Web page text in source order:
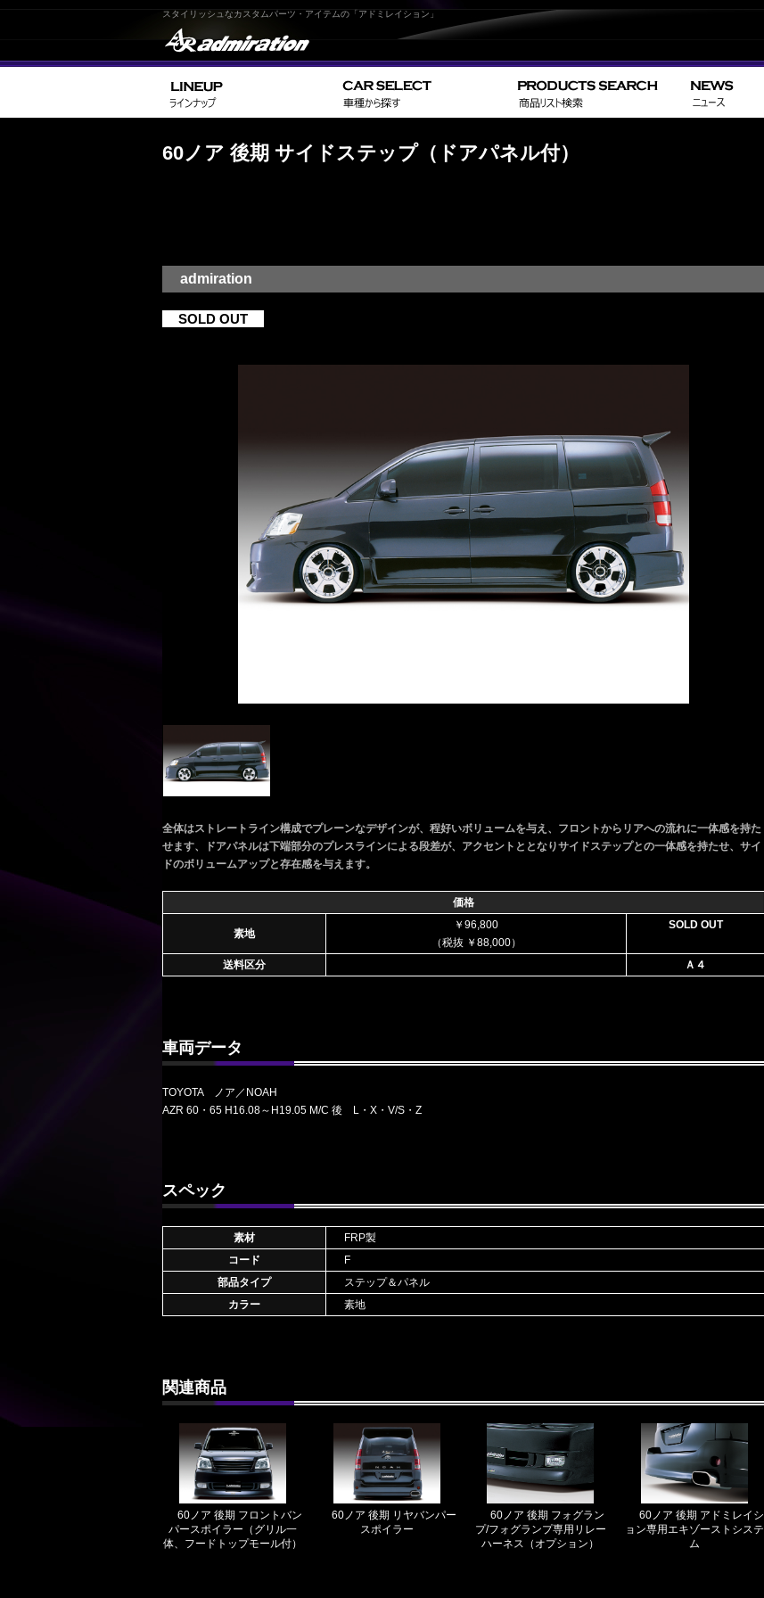
スタイリッシュなカスタムパーツ・アイテムの「アドミレイション」
60ノア 後期 サイドステップ（ドアパネル付）
admiration
SOLD OUT
全体はストレートライン構成でプレーンなデザインが、程好いボリュームを与え、フロントからリアへの流れに一体感を持た
せます、ドアパネルは下端部分のプレスラインによる段差が、アクセントととなりサイドステップとの一体感を持たせ、サイ
ドのボリュームアップと存在感を与えます。
価格
素地
￥96,800
（税抜 ￥88,000）
SOLD OUT
送料区分 Ａ４
車両データ
TOYOTA ノア／NOAH
AZR 60・65 H16.08～H19.05 M/C 後 L・X・V/S・Z
スペック
素材
FRP製
コード
F
部品タイプ
ステップ＆パネル
カラー
素地
関連商品
60ノア 後期 フロントバン
パースポイラー（グリル一
体、フードトップモール付）
60ノア 後期 リヤバンパー
スポイラー
60ノア 後期 フォグラン
プ/フォグランプ専用リレー
ハーネス（オプション）
60ノア 後期 アドミレイシ
ョン専用エキゾーストシステ
ム